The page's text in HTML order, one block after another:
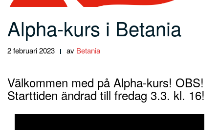
Alpha-kurs i Betania
2 februari 2023 av Betania
Välkommen med på Alpha-kurs! OBS!
Starttiden ändrad till fredag 3.3. kl. 16!